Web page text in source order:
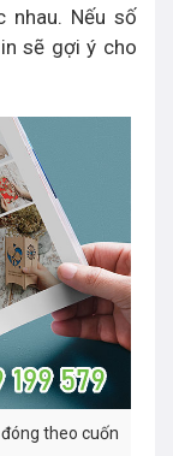
nhau. Nếu số
sẽ gợi ý cho
theo cuốn